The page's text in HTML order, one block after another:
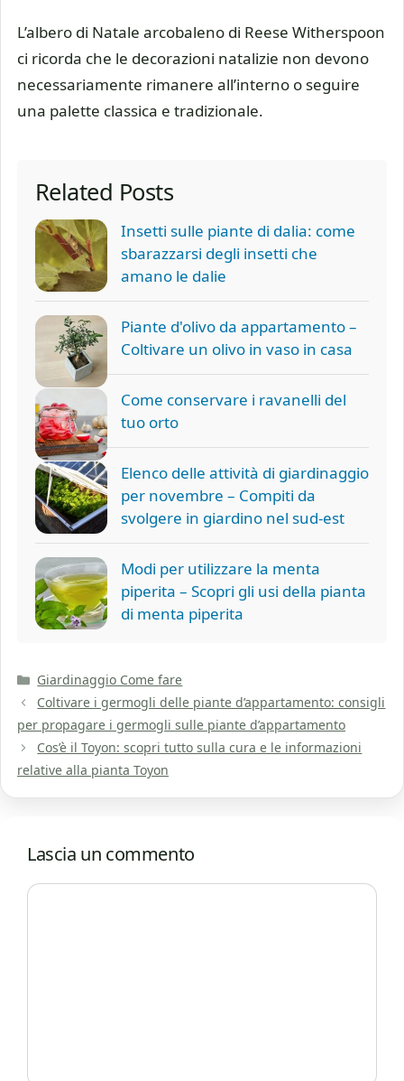
L’albero di Natale arcobaleno di Reese Witherspoon
ci ricorda che le decorazioni natalizie non devono
necessariamente rimanere all’interno o seguire
una palette classica e tradizionale.
Related Posts
Insetti sulle piante di dalia: come
sbarazzarsi degli insetti che
amano le dalie
Piante d'olivo da appartamento –
Coltivare un olivo in vaso in casa
Come conservare i ravanelli del
tuo orto
Elenco delle attività di giardinaggio
per novembre – Compiti da
svolgere in giardino nel sud-est
Modi per utilizzare la menta
piperita – Scopri gli usi della pianta
di menta piperita
Categorie
Giardinaggio Come fare
Coltivare i germogli delle piante d’appartamento: consigli
per propagare i germogli sulle piante d’appartamento
Cos’è il Toyon: scopri tutto sulla cura e le informazioni
relative alla pianta Toyon
Lascia un commento
Commento